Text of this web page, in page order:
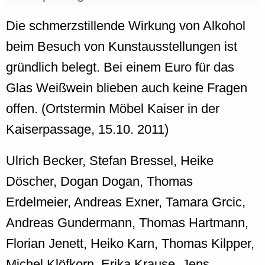
Die schmerzstillende Wirkung von Alkohol
beim Besuch von Kunstausstellungen ist
gründlich belegt. Bei einem Euro für das
Glas Weißwein blieben auch keine Fragen
offen. (Ortstermin Möbel Kaiser in der
Kaiserpassage, 15.10. 2011)
Ulrich Becker, Stefan Bressel, Heike
Döscher, Dogan Dogan, Thomas
Erdelmeier, Andreas Exner, Tamara Grcic,
Andreas Gundermann, Thomas Hartmann,
Florian Jenett, Heiko Karn, Thomas Kilpper,